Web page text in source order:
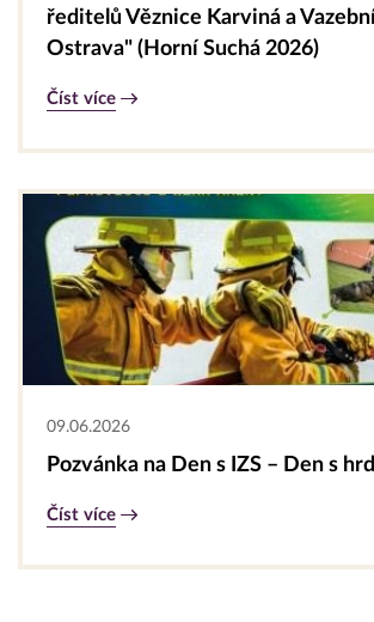
ředitelů Věznice Karviná a
Ostrava" (Horní Suchá 2026)
Číst více
09.06.2026
Pozvánka na Den s IZS – Den s
Číst více